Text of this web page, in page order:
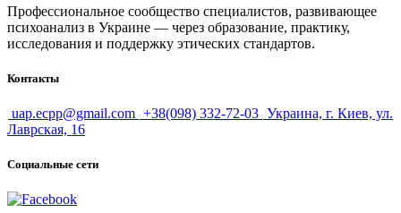
Профессиональное сообщество специалистов, развивающее
психоанализ в Украине — через образование, практику,
исследования и поддержку этических стандартов.
Контакты
uap.ecpp@gmail.com +38(098) 332-72-03 Украина, г. Киев, ул.
Лаврская, 16
Социальные сети